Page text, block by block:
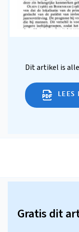
Dit artikel is
LEES
Gratis dit